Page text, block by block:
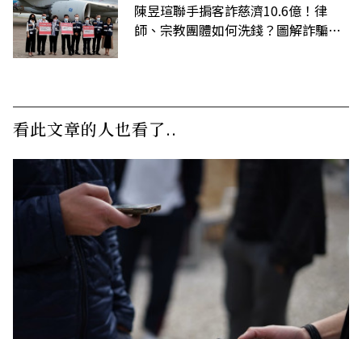
陳昱瑄聯手掮客詐慈濟10.6億！律
師、宗教團體如何洗錢？圖解詐騙關
看此文章的人也看了..